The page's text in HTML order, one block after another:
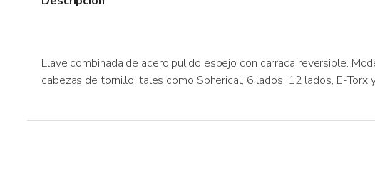
Llave combinada de acero pulido espejo con carraca reversible.
cabezas de tornillo, tales como Spherical, 6 lados, 12 lados, E-